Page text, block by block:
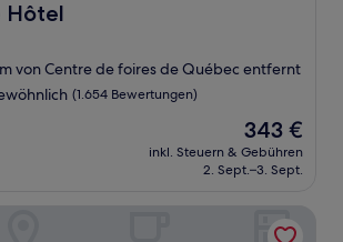
Hôtel
von Centre de foires de Québec entfernt
(1.654 Bewertungen)
Der
Preis
beträgt
343 €
inkl. Steuern & Gebühren
2. Sept.–3. Sept.